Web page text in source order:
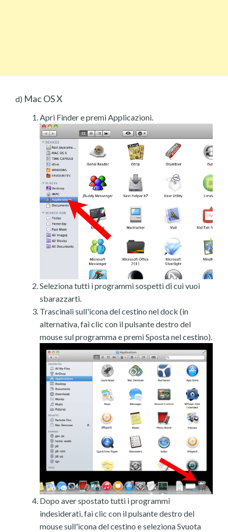
d) Mac OS X
Apri Finder e premi Applicazioni.
Seleziona tutti i programmi sospetti di cui vuoi
sbarazzarti.
Trascinali sull'icona del cestino nel dock (in
alternativa, fai clic con il pulsante destro del
mouse sul programma e premi Sposta nel cestino).
Dopo aver spostato tutti i programmi
indesiderati, fai clic con il pulsante destro del
mouse sull'icona del cestino e seleziona Svuota